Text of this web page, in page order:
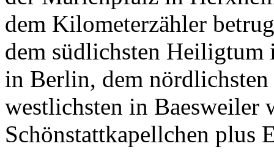
dem Kilometerzähler
dem südlichsten Heiligtum
in Berlin, dem
westlichsten in Baesweiler
Schönstattkapellchen plus